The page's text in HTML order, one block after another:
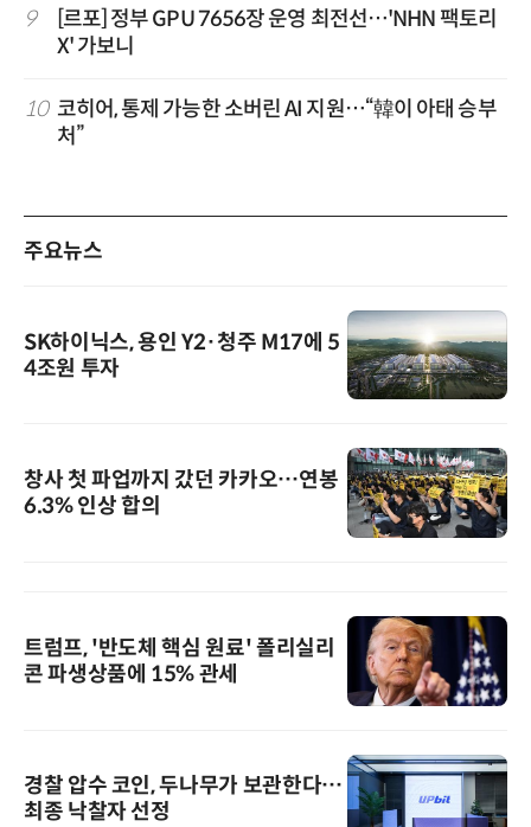
9
[르포] 정부 GPU 7656장 운영 최전선…'NHN 팩토리
X' 가보니
10 코히어, 통제 가능한 소버린 AI 지원…“韓이 아태 승부
처”
주요뉴스
SK하이닉스, 용인 Y2·청주 M17에 5
4조원 투자
창사 첫 파업까지 갔던 카카오…연봉
6.3% 인상 합의
트럼프, '반도체 핵심 원료' 폴리실리
콘 파생상품에 15% 관세
경찰 압수 코인, 두나무가 보관한다…
최종 낙찰자 선정